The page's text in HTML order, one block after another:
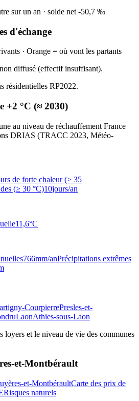
sur un an · solde net -50,7 ‰
d'échange
· Orange = où vont les partants
diffusé (effectif insuffisant).
résidentielles RP2022.
+2 °C (≈ 2030)
au niveau de réchauffement France
DRIAS (TRACC 2023, Météo-
de forte chaleur (≥ 35
(≥ 30 °C)10jours/an
11,6°C
766mm/anPrécipitations extrêmes
CourpierrePresles-et-
LaonAthies-sous-Laon
loyers et le niveau de vie des communes
et-Montbérault
et-MontbéraultCarte des prix de
Risques naturels